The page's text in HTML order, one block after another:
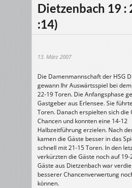
Dietzenbach 19 :
:14)
13. März 2007
Die Damenmannschaft der HSG
gewann Ihr Auswärtsspiel bei
22-19 Toren. Die Anfangsphase
Gastgeber aus Erlensee. Sie
Toren. Danach erspielten sich die
Chancen und konnten eine 14-12
Halbzeitführung erzielen. Nach
kamen die Gäste besser in das
schnell mit 21-15 Toren. In den
verkürzten die Gäste noch auf
Gäste aus Dietzenbach war
besserer Chancenverwertung
können.